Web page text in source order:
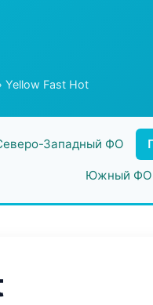
Yellow Fast Hot
Западный ФО
Южный ФО